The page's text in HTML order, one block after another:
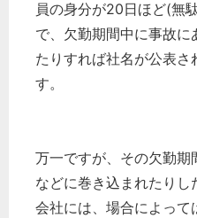
員の身分が20日ほど(無
で、欠勤期間中に事故
たりすれば社名が公表さ
す。
万一ですが、その欠勤期
などに巻き込まれたりし
会社には、場合によって